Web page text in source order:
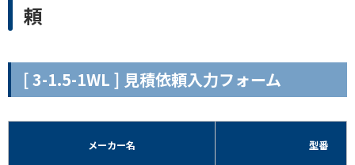
頼
[ 3-1.5-1WL ] 見積依頼入力フォーム
メーカー名 型番